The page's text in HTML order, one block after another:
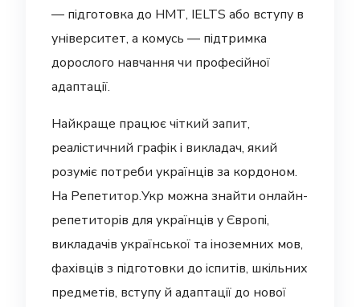
— підготовка до НМТ, IELTS або вступу в
університет, а комусь — підтримка
дорослого навчання чи професійної
адаптації.
Найкраще працює чіткий запит,
реалістичний графік і викладач, який
розуміє потреби українців за кордоном.
На Репетитор.Укр можна знайти онлайн-
репетиторів для українців у Європі,
викладачів української та іноземних мов,
фахівців з підготовки до іспитів, шкільних
предметів, вступу й адаптації до нової